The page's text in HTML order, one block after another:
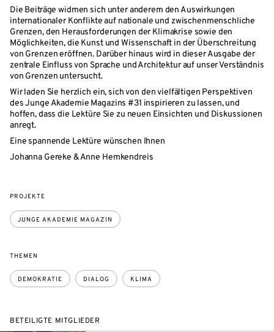
Die Beiträge widmen sich unter anderem den Auswirkungen
internationaler Konflikte auf nationale und zwischenmenschliche
Grenzen, den Herausforderungen der Klimakrise sowie den
Möglichkeiten, die Kunst und Wissenschaft in der Überschreitung
von Grenzen eröffnen. Darüber hinaus wird in dieser Ausgabe der
zentrale Einfluss von Sprache und Architektur auf unser Verständnis
von Grenzen untersucht.
Wir laden Sie herzlich ein, sich von den vielfältigen Perspektiven
des Junge Akademie Magazins #31 inspirieren zu lassen, und
hoffen, dass die Lektüre Sie zu neuen Einsichten und Diskussionen
anregt.
Eine spannende Lektüre wünschen Ihnen
Johanna Gereke & Anne Hemkendreis
PROJEKTE
JUNGE AKADEMIE MAGAZIN
THEMEN
DEMOKRATIE DIALOG KLIMA
BETEILIGTE MITGLIEDER